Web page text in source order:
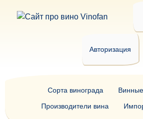
Авторизация
Сорта винограда
Производители вина